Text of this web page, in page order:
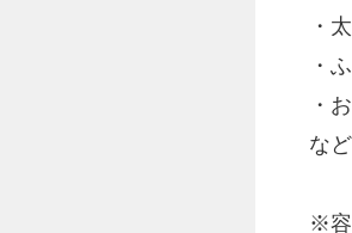
・
・
・
な
※容